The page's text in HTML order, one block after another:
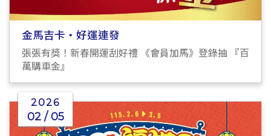
金馬吉卡・好運連發
張張有獎！新春開運刮好禮 《會員加馬》登錄抽 『百
萬購車金』
2026
02 / 05